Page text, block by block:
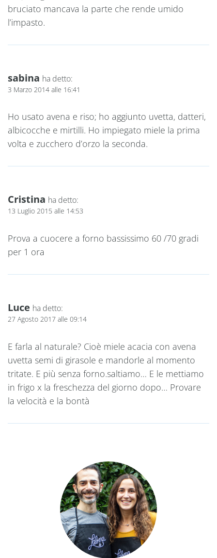
bruciato mancava la parte che rende umido
l’impasto.
sabina ha detto:
3 Marzo 2014 alle 16:41
Ho usato avena e riso; ho aggiunto uvetta, datteri,
albicocche e mirtilli. Ho impiegato miele la prima
volta e zucchero d’orzo la seconda.
Cristina ha detto:
13 Luglio 2015 alle 14:53
Prova a cuocere a forno bassissimo 60 /70 gradi
per 1 ora
Luce ha detto:
27 Agosto 2017 alle 09:14
E farla al naturale? Cioè miele acacia con avena
uvetta semi di girasole e mandorle al momento
tritate. E più senza forno.saltiamo… E le mettiamo
in frigo x la freschezza del giorno dopo… Provare
la velocità e la bontà